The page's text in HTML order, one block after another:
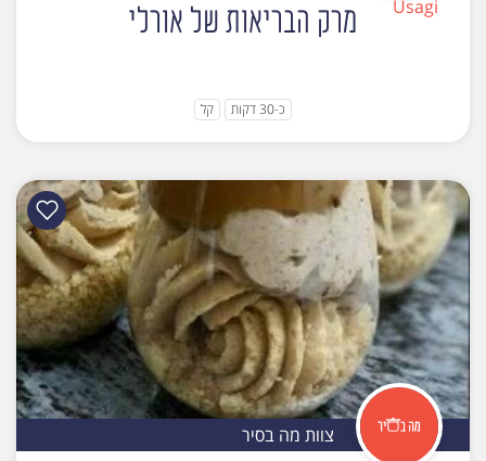
מרק הבריאות של אורלי
כ-30 דקות קל
צוות מה בסיר